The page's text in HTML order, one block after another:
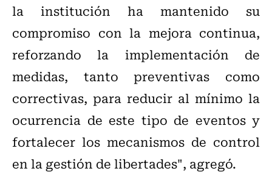
la institución ha mantenido su
compromiso con la mejora continua,
reforzando la implementación de
medidas, tanto preventivas como
correctivas, para reducir al mínimo la
ocurrencia de este tipo de eventos y
fortalecer los mecanismos de control
en la gestión de libertades", agregó.